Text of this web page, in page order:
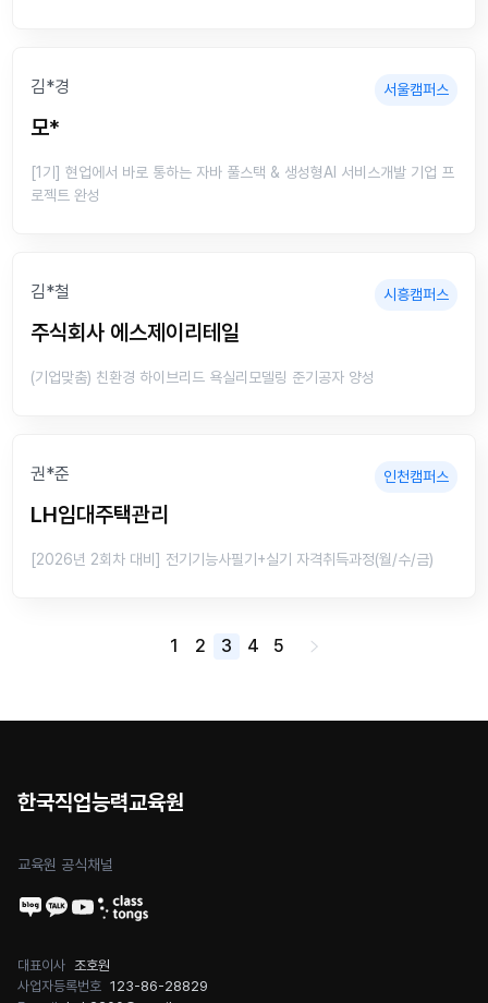
김*경 서울캠퍼스
모*
[1기] 현업에서 바로 통하는 자바 풀스택 & 생성형AI 서비스개발 기업 프
로젝트 완성
김*철 시흥캠퍼스
주식회사 에스제이리테일
(기업맞춤) 친환경 하이브리드 욕실리모델링 준기공자 양성
권*준 인천캠퍼스
LH임대주택관리
[2026년 2회차 대비] 전기기능사필기+실기 자격취득과정(월/수/금)
1 2 3 4 5
한국직업능력교육원
교육원 공식채널
대표이사 조호원
사업자등록번호 123-86-28829